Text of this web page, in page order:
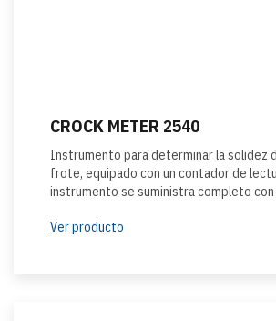
CROCK METER 2540
Instrumento para determinar la solidez
frote, equipado con un contador de
instrumento se suministra completo con
Ver producto